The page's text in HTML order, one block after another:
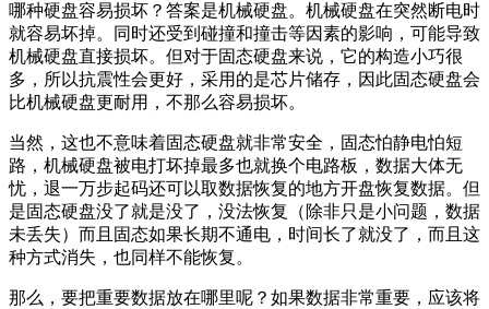
哪种硬盘容易损坏？答案是机械硬盘。机械硬盘在突然断电时
就容易坏掉。同时还受到碰撞和撞击等因素的影响，可能导致
机械硬盘直接损坏。但对于固态硬盘来说，它的构造小巧很
多，所以抗震性会更好，采用的是芯片储存，因此固态硬盘会
比机械硬盘更耐用，不那么容易损坏。
当然，这也不意味着固态硬盘就非常安全，固态怕静电怕短
路，机械硬盘被电打坏掉最多也就换个电路板，数据大体无
忧，退一万步起码还可以取数据恢复的地方开盘恢复数据。但
是固态硬盘没了就是没了，没法恢复（除非只是小问题，数据
未丢失）而且固态如果长期不通电，时间长了就没了，而且这
种方式消失，也同样不能恢复。
那么，要把重要数据放在哪里呢？如果数据非常重要，应该将